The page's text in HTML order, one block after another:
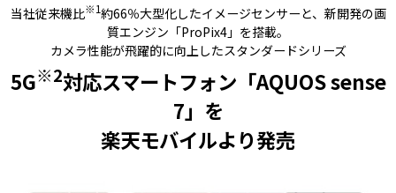
当社従来機比※1約66％大型化したイメージセンサーと、新開発の画
質エンジン「ProPix4」を搭載。
カメラ性能が飛躍的に向上したスタンダードシリーズ
5G※2対応スマートフォン「AQUOS sense
7」を
楽天モバイルより発売